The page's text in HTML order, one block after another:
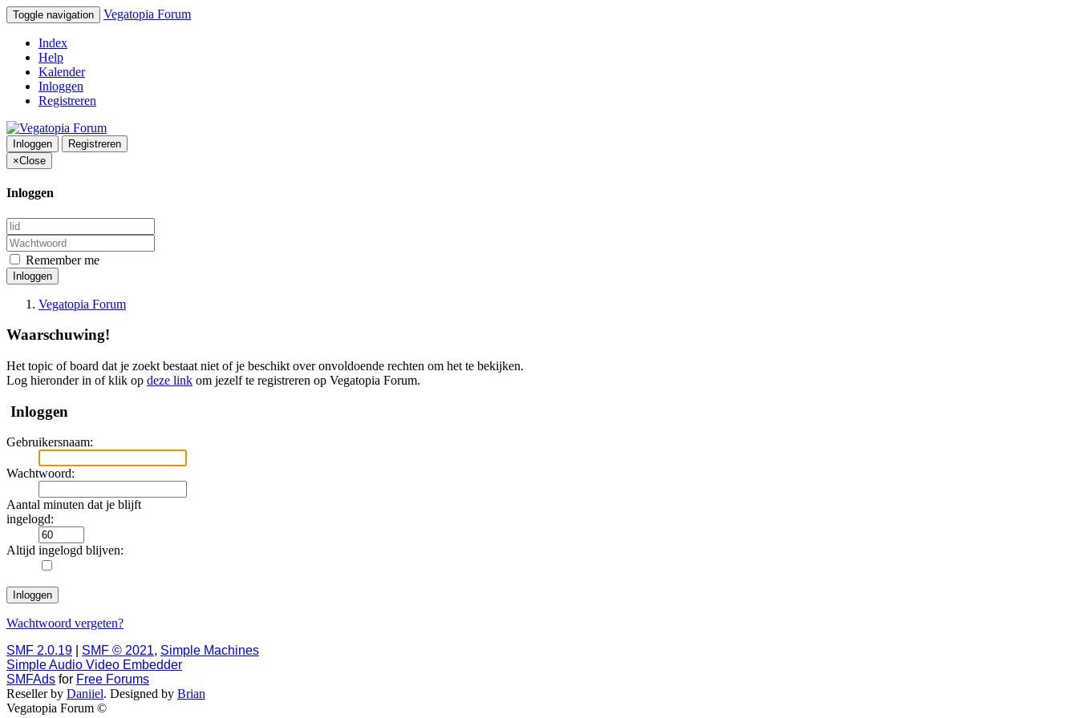
Toggle navigation Vegatopia Forum
Index
Help
Kalender
Inloggen
Registreren
Inloggen
Registreren
×Close
Inloggen
Remember me
Inloggen
Vegatopia Forum
Waarschuwing!
Het topic of board dat je zoekt bestaat niet of je beschikt over onvoldoende rechten om het te bekijken.
Log hieronder in of klik op deze link om jezelf te registreren op Vegatopia Forum.
Inloggen
Gebruikersnaam:
Wachtwoord:
Aantal minuten dat je blijft
ingelogd:
Altijd ingelogd blijven:
Wachtwoord vergeten?
SMF 2.0.19
SMF © 2021, Simple Machines
Simple Audio Video Embedder
SMFAds for Free Forums
Reseller by Daniiel. Designed by Brian
Vegatopia Forum ©